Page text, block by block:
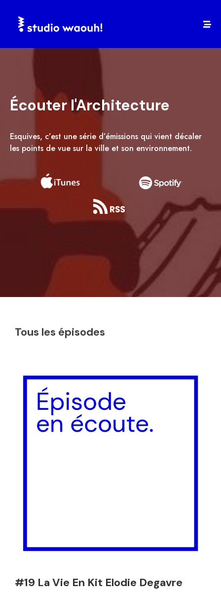
Écouter l'Architecture
Esquives, c’est une série d’émissions qui vient décaler
les points de vue sur la ville et son environnement.
Tous les épisodes
#19 La Vie En Kit Elodie Degavre